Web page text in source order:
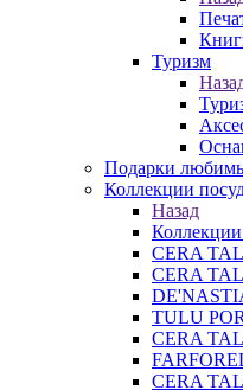
Туризм
Подарки
Коллекции
Назад
CERA
CERA
TULU
CERA
CERA